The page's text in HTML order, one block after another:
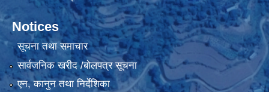
Notices
सूचना तथा समाचार
सार्वजनिक खरीद /बोलपत्र सूचना
एन, कानुन तथा निर्देशिका